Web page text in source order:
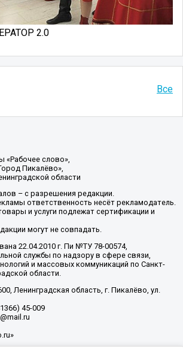
2.0
Все
«Рабочее слово»,
Пикалёво»,
области
– с разрешения редакции.
ответственность несёт рекламодатель.
и услуги подлежат сертификации и
могут не совпадать.
22.04.2010 г. Пи №ТУ 78-00574,
службы по надзору в сфере связи,
и массовых коммуникаций по Санкт-
области.
Ленинградская область, г. Пикалёво, ул.
45-009